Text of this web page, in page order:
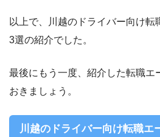
以上で、川越のドライバー向け転
3選の紹介でした。
最後にもう一度、紹介した転職エ
おきましょう。
川越のドライバー向け転職エ